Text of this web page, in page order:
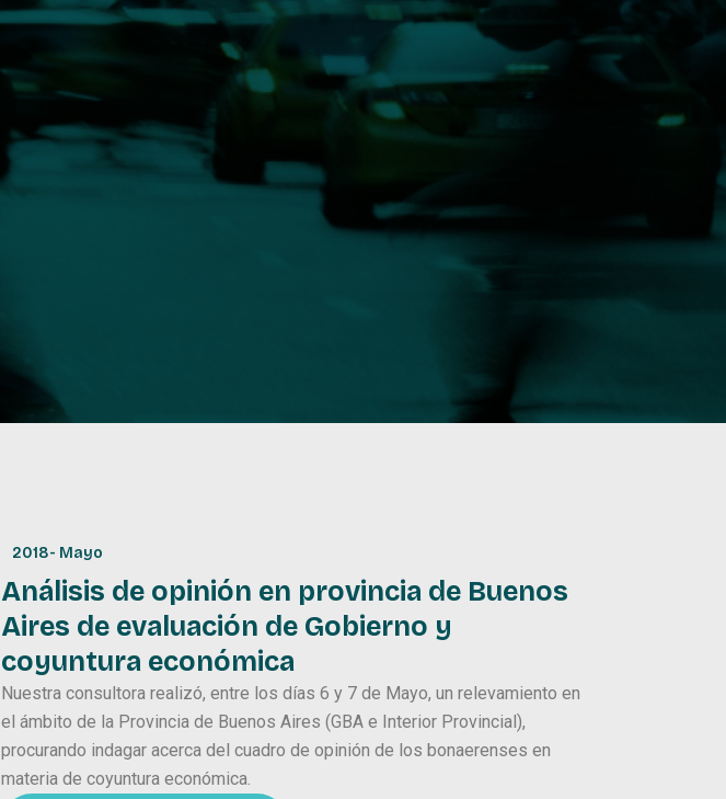
2018- Mayo
Análisis de opinión en provincia de Buenos
Aires de evaluación de Gobierno y
coyuntura económica
Nuestra consultora realizó, entre los días 6 y 7 de Mayo, un relevamiento en
el ámbito de la Provincia de Buenos Aires (GBA e Interior Provincial),
procurando indagar acerca del cuadro de opinión de los bonaerenses en
materia de coyuntura económica.